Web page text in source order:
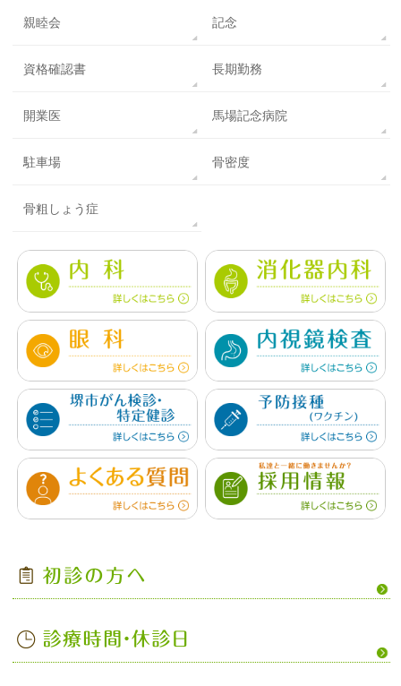
親睦会 記念
資格確認書 長期勤務
開業医 馬場記念病院
駐車場 骨密度
骨粗しょう症